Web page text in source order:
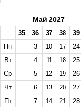
Май 2027
35 36 37 38
39
Пн
3 10 17
24
Вт
4 11 18
25
Ср
5 12 19
26
Чт
6 13 20
27
Пт
7 14 21
28